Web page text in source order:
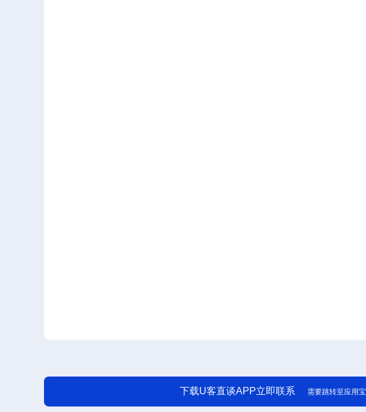
下载U客直谈APP立即联系 需要跳转至应用